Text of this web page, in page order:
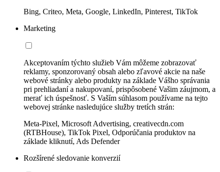
Bing, Criteo, Meta, Google, LinkedIn, Pinterest, TikTok
Marketing
Akceptovaním týchto služieb Vám môžeme zobrazovať
reklamy, sponzorovaný obsah alebo zľavové akcie na naše
webové stránky alebo produkty na základe Vášho správania
pri prehliadaní a nakupovaní, prispôsobené Vašim záujmom, a
merať ich úspešnosť. S Vaším súhlasom používame na tejto
webovej stránke nasledujúce služby tretích strán:
Meta-Pixel, Microsoft Advertising, creativecdn.com
(RTBHouse), TikTok Pixel, Odporúčania produktov na
základe kliknutí, Ads Defender
Rozšírené sledovanie konverzií